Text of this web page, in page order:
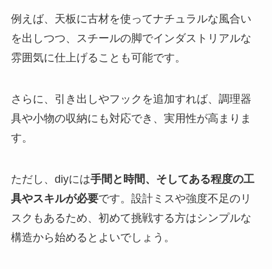
例えば、天板に古材を使ってナチュラルな風合い
を出しつつ、スチールの脚でインダストリアルな
雰囲気に仕上げることも可能です。
さらに、引き出しやフックを追加すれば、調理器
具や小物の収納にも対応でき、実用性が高まりま
す。
ただし、diyには手間と時間、そしてある程度の工
具やスキルが必要です。設計ミスや強度不足のリ
スクもあるため、初めて挑戦する方はシンプルな
構造から始めるとよいでしょう。